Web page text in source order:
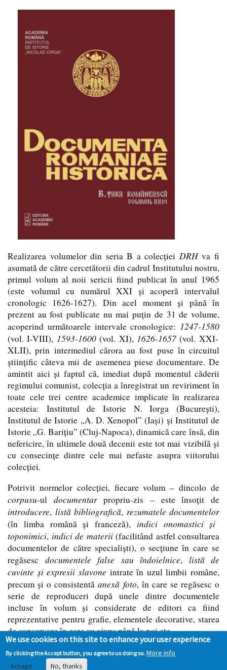
Realizarea volumelor din seriaB a colecţiei DRHva fi
asumată de către cercetătorii din cadrul Institutului nostru,
primul volum al noii sericii fiind publicat în anul 1965
(este volumul cu numărul XXI şi acoperă intervalul
cronologic 1626-1627). Din acel moment şi până în
prezent au fost publicate nu mai puţin de 31 de volume,
acoperind următoarele intervale cronologice: 1247-1580
(vol. I-VIII), 1593-1600(vol. XI), 1626-1657(vol. XXI-
XLII), prin intermediul cărora au fost puse în circuitul
ştiinţific câteva mii de asemenea piese documentare. De
amintit aici şi faptul că, imediat după momentul căderii
regimului comunist, colecţia a înregistrat un reviriment în
toate cele trei centre academice implicate în realizarea
acesteia: Institutul de Istorie N. Iorga (Bucureşti),
Institutul de Istorie „A. D. Xenopol” (Iaşi) şi Institutul de
Istorie „G. Bariţiu” (Cluj-Napoca), dinamică care însă, din
nefericire, în ultimele două decenii este tot mai vizibilă şi
cu consecinţe dintre cele mai nefaste asupra viitorului
colecţiei.
Potrivit normelor colecţiei, fiecare volum – dincolo de
corpusu-ul documentarpropriu-zis – este însoţit de
introducere, listă bibliografică, rezumatele documentelor
(în limba română şi franceză), indici onomastici şi
toponimici, indici de materii(facilitând astfel consultarea
documentelor de către specialiști), o secţiune în care se
regăsesc documentele false sau îndoielnice, listă de
cuvinte şi expresii slavone intrate în uzul limbii române,
precum şi o consistentăanexă foto, în care se regăsesc o
serie de reproduceri după unele dintre documentele
incluse în volum şi considerate de editori ca fiind
reprezentative pentru grafie, elementele decorative, starea
de conservare în care au ajuns până la noi etc.
Mai multe volume din seriaDocumenta Romaniae
Historica (seria B)pot fi consultate
We use cookies on this site to enhance your user experience
By clicking the Accept button, you agree to us doing so. More info
Accept
No, thanks